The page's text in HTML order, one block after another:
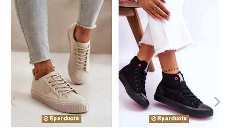
Išparduota Išparduota